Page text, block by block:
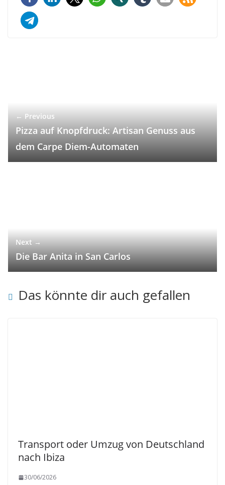
← Previous
Pizza auf Knopfdruck: Artisan Genuss aus
dem Carpe Diem-Automaten
Next →
Die Bar Anita in San Carlos
Das könnte dir auch gefallen
Transport oder Umzug von Deutschland
nach Ibiza
30/06/2026